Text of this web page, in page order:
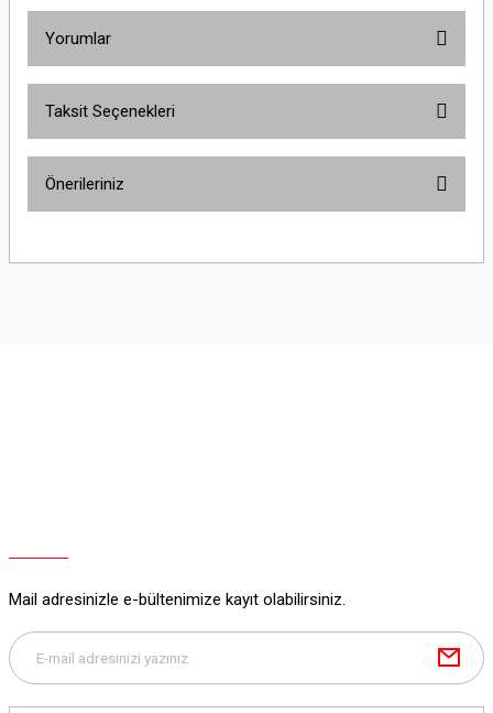
Yorumlar
Taksit Seçenekleri
Önerileriniz
yetersiz gördüğünüz noktaları öneri formunu kullanarak tarafımıza
Mail adresinizle e-bültenimize kayıt olabilirsiniz.